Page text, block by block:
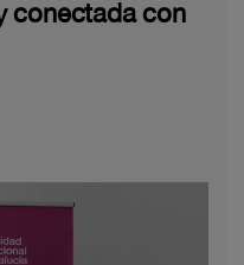
conectada con